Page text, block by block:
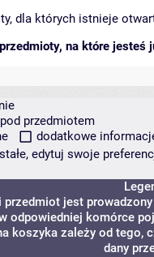
dla których istnieje
na które jesteś
przedmiotem
dodatkowe
edytuj swoje
przedmiot jest
odpowiedniej komórce
koszyka zależy od tego,
dany